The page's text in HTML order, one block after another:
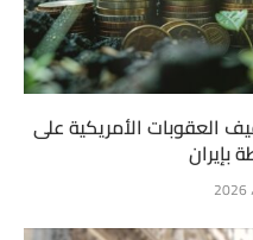
العقوبات الأمريكية على
بإيران